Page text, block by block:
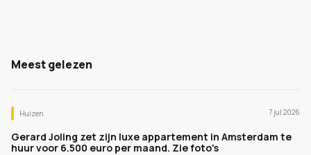
Meest gelezen
Huizen 7 jul 2026
Gerard Joling zet zijn luxe appartement in Amsterdam te
huur voor 6.500 euro per maand. Zie foto's